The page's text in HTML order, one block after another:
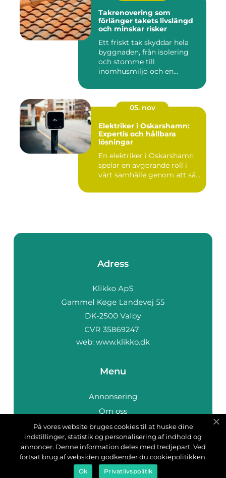
Takrenovering som
förlänger takets livslängd
och minskar risker
Ett friskt tak skyddar hela
byggnaden, från isolering
och stomme till
inomhusmiljö och en...
05. nov
Elektriker i Oskarshamn:
Expertis och hållbara
lösningar
En elektriker i Oskarshamn
spelar en avgörande roll i
vårt samhälle genom att sä...
Adress
web: www.klikko.dk
Menu
Annonsering
Om oss
Cookies
Kontakta oss
Sitemap
På vores website bruges cookies til at huske dine
indstillinger, statistik og personalisering af indhold og
annoncer. Denne information deles med tredjepart. Ved
fortsat brug af websiden godkender du cookiepolitikken.
Ok Privatlivspolitik